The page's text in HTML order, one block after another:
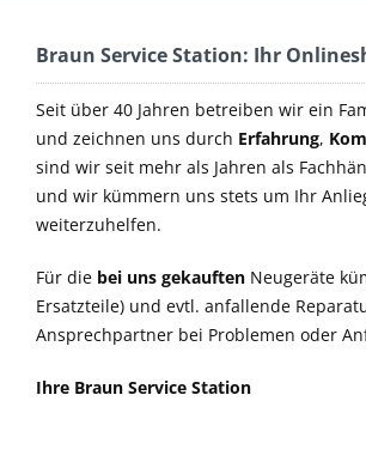
Braun Service Station: Ihr
Seit über 40 Jahren betreiben wir ein
und zeichnen uns durch Erfahrung,
sind wir seit mehr als Jahren als
und wir kümmern uns stets um Ihr
weiterzuhelfen.
Für die bei uns gekauften Neugeräte
Ersatzteile) und evtl. anfallende
Ansprechpartner bei Problemen oder
Ihre Braun Service Station